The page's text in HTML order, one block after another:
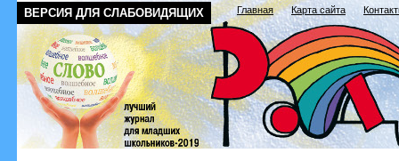
ВЕРСИЯ ДЛЯ СЛАБОВИДЯЩИХ Главная Карта сайта